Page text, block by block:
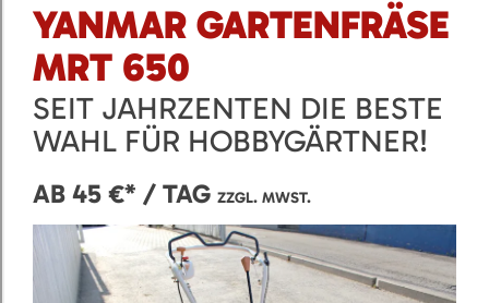
YANMAR GARTENFRÄSE
MRT 650
SEIT JAHRZENTEN DIE BESTE
WAHL FÜR HOBBYGÄRTNER!
AB 45 €* / TAG ZZGL. MWST.